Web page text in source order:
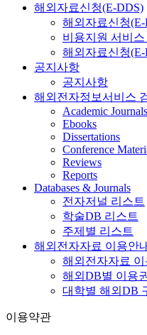
해외자료신청(E-DDS)
해외자료신청
비용지원 서비스
해외자료신청(E-
공지사항
공지사항
해외전자정보서비스
Academic Journals
Ebooks
Dissertations
Conference
Reviews
Reports
Databases & Journals
전자저널 리스트
학술DB 리스트
주제별 리스트
해외전자자료 이용안
해외전자자료 이
해외DB별 이용
대학별 해외DB
이용약관